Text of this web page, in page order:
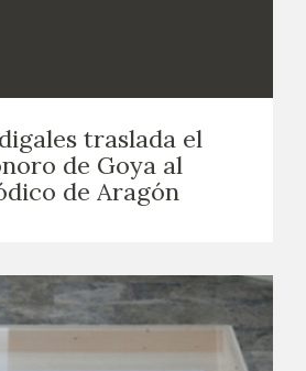
traslada el
de Goya al
de Aragón